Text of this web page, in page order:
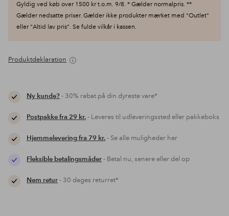
Gyldig ved køb over 1500 kr t.o.m. 9/8. * Gælder normalpris. **
Gælder nedsatte priser. Gælder ikke produkter mærket med "Outlet"
eller "Altid lav pris". Se fulde vilkår i kassen.
Produktdeklaration
Ny kunde?- 30% rabat på din dyreste vare*
Postpakke fra 29 kr.- Leveres til udleveringssted eller pakkeboks
Hjemmelevering fra 79 kr.- Se alle muligheder her
Fleksible betalingsmåder- Betal nu, senere eller del op
Nem retur- 30 dages returret*